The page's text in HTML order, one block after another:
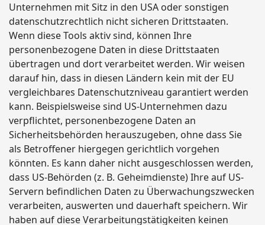
Unternehmen mit Sitz in den USA oder sonstigen
datenschutzrechtlich nicht sicheren Drittstaaten.
Wenn diese Tools aktiv sind, können Ihre
personenbezogene Daten in diese Drittstaaten
übertragen und dort verarbeitet werden. Wir weisen
darauf hin, dass in diesen Ländern kein mit der EU
vergleichbares Datenschutzniveau garantiert werden
kann. Beispielsweise sind US-Unternehmen dazu
verpflichtet, personenbezogene Daten an
Sicherheitsbehörden herauszugeben, ohne dass Sie
als Betroffener hiergegen gerichtlich vorgehen
könnten. Es kann daher nicht ausgeschlossen werden,
dass US-Behörden (z. B. Geheimdienste) Ihre auf US-
Servern befindlichen Daten zu Überwachungszwecken
verarbeiten, auswerten und dauerhaft speichern. Wir
haben auf diese Verarbeitungstätigkeiten keinen